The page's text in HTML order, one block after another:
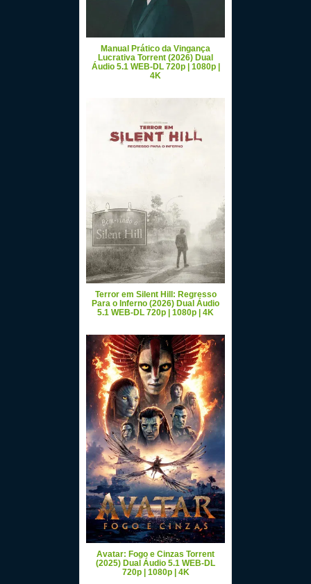
Manual Prático da Vingança
Lucrativa Torrent (2026) Dual
Áudio 5.1 WEB-DL 720p | 1080p |
4K
Terror em Silent Hill: Regresso
Para o Inferno (2026) Dual Áudio
5.1 WEB-DL 720p | 1080p | 4K
Avatar: Fogo e Cinzas Torrent
(2025) Dual Áudio 5.1 WEB-DL
720p | 1080p | 4K